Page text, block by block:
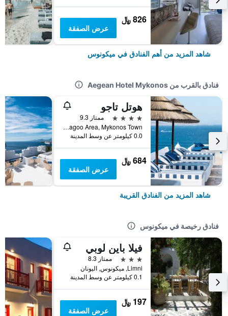
826 ﷼
عرض الصفقة
شاهد المزيد من أهم الفنادق في ميكونوس
فنادق بالقرب من Aegean Hotel Mykonos
هوتل تاجو
4 نجوم
ممتاز 9.3
Tagoo Area, Mykonos Town, ميكونوس, اليونان
0.0 كيلومتر عن وسط المدينة
684 ﷼
عرض الصفقة
شاهد المزيد من الفنادق القريبة
فنادق رخيصة في ميكونوس
فيلا باين لوبي
3 نجوم
ممتاز 8.3
Limni, ميكونوس, اليونان
0.1 كيلومتر عن وسط المدينة
197 ﷼
عرض الصفقة